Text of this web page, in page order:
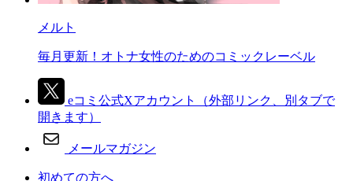
メルト
毎月更新！オトナ女性のためのコミックレーベル
eコミ公式Xアカウント
（外部リンク、別タブで
開きます）
メールマガジン
初めての方へ